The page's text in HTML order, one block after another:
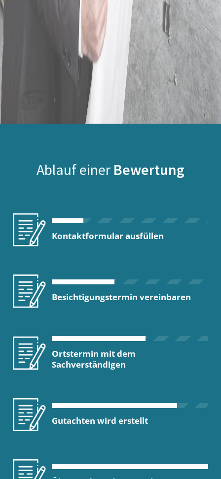
Ablauf einer Bewertung
Kontaktformular ausfüllen
Besichtigungstermin vereinbaren
Ortstermin mit dem
Sachverständigen
Gutachten wird erstellt